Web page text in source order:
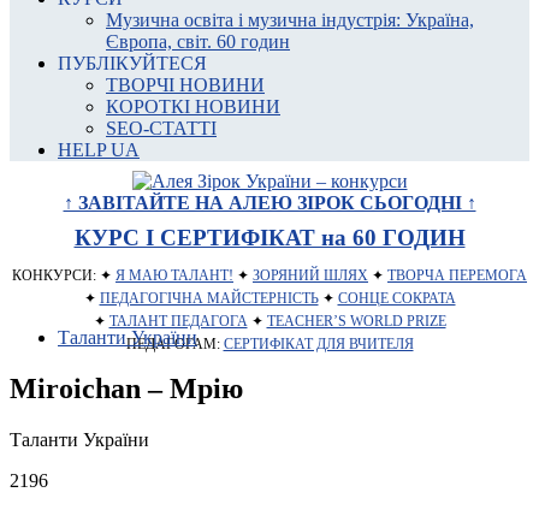
Музична освіта і музична індустрія: Україна,
Європа, світ. 60 годин
ПУБЛІКУЙТЕСЯ
ТВОРЧІ НОВИНИ
КОРОТКІ НОВИНИ
SEO-СТАТТІ
HELP UA
↑ ЗАВІТАЙТЕ НА АЛЕЮ ЗІРОК СЬОГОДНІ ↑
КУРС І СЕРТИФІКАТ на 60 ГОДИН
КОНКУРСИ: ✦ Я МАЮ ТАЛАНТ! ✦ ЗОРЯНИЙ ШЛЯХ ✦ ТВОРЧА ПЕРЕМОГА
✦ ПЕДАГОГІЧНА МАЙСТЕРНІСТЬ✦ СОНЦЕ СОКРАТА
✦ ТАЛАНТ ПЕДАГОГА✦ TEACHER’S WORLD PRIZE
ПЕДАГОГАМ: СЕРТИФІКАТ ДЛЯ ВЧИТЕЛЯ
Таланти України
Miroichan – Мрію
Таланти України
2196